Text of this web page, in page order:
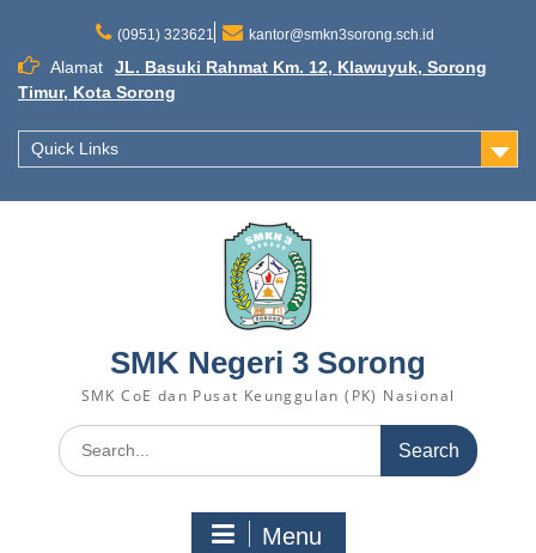
(0951) 323621 kantor@smkn3sorong.sch.id
Alamat
JL. Basuki Rahmat Km. 12, Klawuyuk, Sorong
Timur, Kota Sorong
Quick Links
SMK Negeri 3 Sorong
SMK CoE dan Pusat Keunggulan (PK) Nasional
Menu